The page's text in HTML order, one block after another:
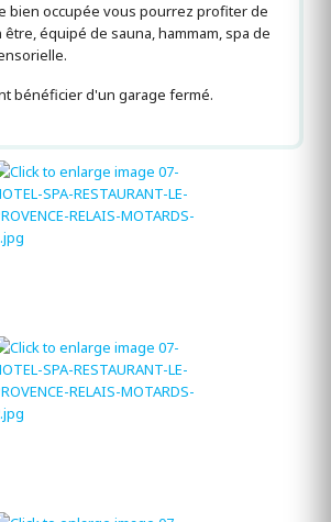
bien occupée vous pourrez profiter de
équipé de sauna, hammam, spa de
bénéficier d'un garage fermé.